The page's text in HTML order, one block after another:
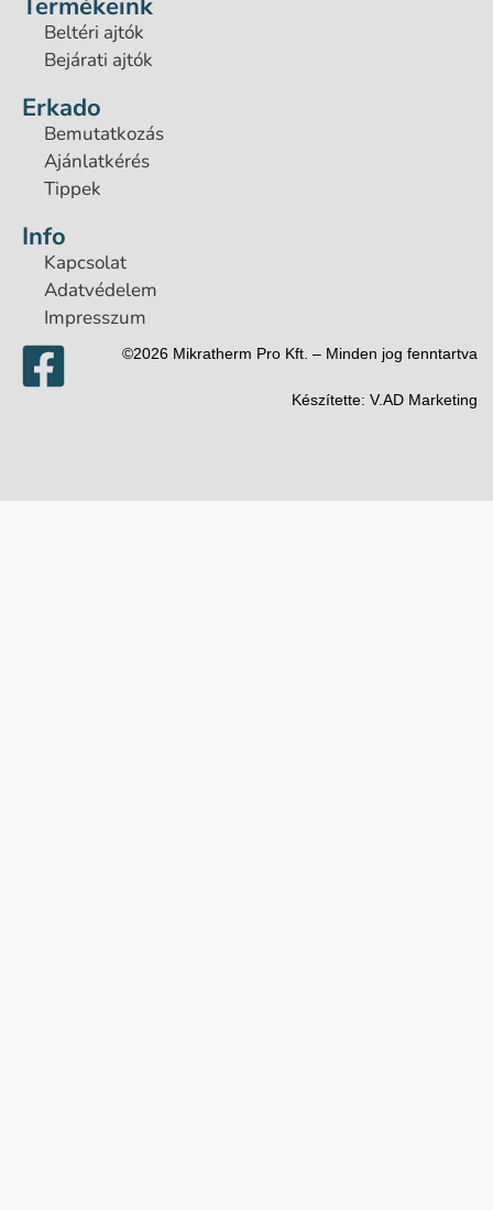
Beltéri ajtók
Bejárati ajtók
Erkado
Bemutatkozás
Ajánlatkérés
Tippek
Info
Kapcsolat
Adatvédelem
Impresszum
©2026 Mikratherm Pro Kft. – Minden jog fenntartva​
Készítette: V.AD Marketing